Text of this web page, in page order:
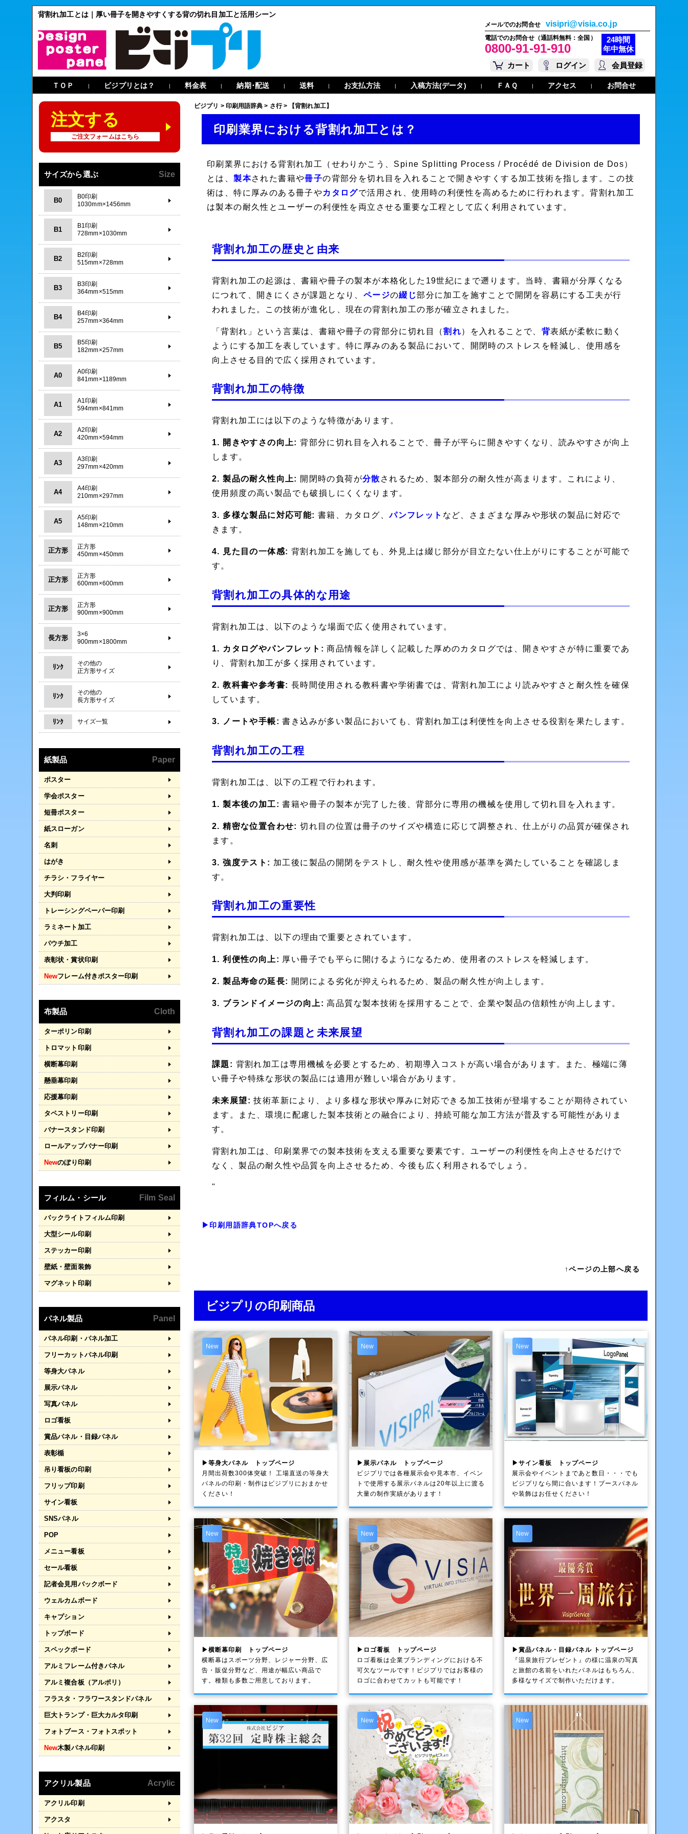
背割れ加工とは｜厚い冊子を開きやすくする背の切れ目加工と活用シーン
メールでのお問合せ visipri@visia.co.jp
電話でのお問合せ（通話料無料：全国）
0800-91-91-910
24時間
年中無休
カート
ログイン 会員登録
ＴＯＰ | ビジプリとは？ | 料金表 | 納期･配送 | 送料 | お支払方法 | 入稿方法(データ) | ＦＡＱ | アクセス | お問合せ
ビジプリ > 印刷用語辞典 > さ行> 【背割れ加工】
印刷業界における背割れ加工とは？
印刷業界における背割れ加工 （せわりかこう、 Spine Splitting Process / Procédé de Division de Dos）
とは、製本された書籍や冊子の背部分を切れ目を入れることで開きやすくする加工技術を指します。この技
術は、特に厚みのある冊子やカタログで活用され、使用時の利便性を高めるために行われます。背割れ加工
は製本の耐久性とユーザーの利便性を両立させる重要な工程として広く利用されています。
背割れ加工の歴史と由来
背割れ加工の起源は、書籍や冊子の製本が本格化した19世紀にまで遡ります。当時、書籍が分厚くなる
につれて、開きにくさが課題となり、 ページの綴じ部分に加工を施すことで開閉を容易にする工夫が行
われました。この技術が進化し、現在の背割れ加工の形が確立されました。
「背割れ」という言葉は、書籍や冊子の背部分に切れ目（割れ）を入れることで、 背表紙が柔軟に動く
ようにする加工を表しています。特に厚みのある製品において、開閉時のストレスを軽減し、使用感を
向上させる目的で広く採用されています。
背割れ加工の特徴
背割れ加工には以下のような特徴があります。
1. 開きやすさの向上: 背部分に切れ目を入れることで、冊子が平らに開きやすくなり、読みやすさが向上
します。
2. 製品の耐久性向上: 開閉時の負荷が分散 されるため、製本部分の耐久性が高まります。これにより、
使用頻度の高い製品でも破損しにくくなります。
3. 多様な製品に対応可能: 書籍、カタログ、パンフレット など、さまざまな厚みや形状の製品に対応で
きます。
4. 見た目の一体感: 背割れ加工を施しても、外見上は綴じ部分が目立たない仕上がりにすることが可能で
す。
背割れ加工の具体的な用途
背割れ加工は、以下のような場面で広く使用されています。
1. カタログやパンフレット: 商品情報を詳しく記載した厚めのカタログでは、開きやすさが特に重要であ
り、背割れ加工が多く採用されています。
2. 教科書や参考書: 長時間使用される教科書や学術書では、背割れ加工により読みやすさと耐久性を確保
しています。
3. ノートや手帳: 書き込みが多い製品においても、背割れ加工は利便性を向上させる役割を果たします。
背割れ加工の工程
背割れ加工は、以下の工程で行われます。
1. 製本後の加工: 書籍や冊子の製本が完了した後、背部分に専用の機械を使用して切れ目を入れます。
2. 精密な位置合わせ: 切れ目の位置は冊子のサイズや構造に応じて調整され、仕上がりの品質が確保され
ます。
3. 強度テスト: 加工後に製品の開閉をテストし、耐久性や使用感が基準を満たしていることを確認しま
す。
背割れ加工の重要性
背割れ加工は、以下の理由で重要とされています。
1. 利便性の向上: 厚い冊子でも平らに開けるようになるため、使用者のストレスを軽減します。
2. 製品寿命の延長: 開閉による劣化が抑えられるため、製品の耐久性が向上します。
3. ブランドイメージの向上: 高品質な製本技術を採用することで、企業や製品の信頼性が向上します。
背割れ加工の課題と未来展望
課題: 背割れ加工は専用機械を必要とするため、初期導入コストが高い場合があります。また、極端に薄
い冊子や特殊な形状の製品には適用が難しい場合があります。
未来展望: 技術革新により、より多様な形状や厚みに対応できる加工技術が登場することが期待されてい
ます。また、環境に配慮した製本技術との融合により、持続可能な加工方法が普及する可能性がありま
す。
背割れ加工は、印刷業界での製本技術を支える重要な要素です。ユーザーの利便性を向上させるだけで
なく、製品の耐久性や品質を向上させるため、今後も広く利用されるでしょう。
"
▶印刷用語辞典TOPへ戻る
↑ページの上部へ戻る
ビジプリの印刷商品
New
▶等身大パネル トップページ
月間出荷数300体突破！ 工場直送の等身大
パネルの印刷・制作は ビジプリ におまかせ
ください！
New
▶展示パネル トップページ
ビジプリでは各種展示会や見本市、イベン
トで使用する展示パネルは20年以上に渡る
大量の制作実績があります！
New
▶サイン看板 トップページ
展示会やイベントまであと数日・・・でも
ビジプリなら間に合います！ブースパネル
や装飾はお任せください！
New
▶横断幕印刷 トップページ
横断幕はスポーツ分野、レジャー分野、広
告・販促分野など、用途が幅広い商品で
す。種類も多数ご用意しております。
New
▶ロゴ看板 トップページ
ロゴ看板は企業ブランディングにおける不
可欠なツールです！ビジプリではお客様の
ロゴに合わせてカットも可能です！
New
▶賞品パネル・目録パネル トップページ
『温泉旅行プレゼント』の様に温泉の写真
と旅館の名前をいれたパネルはもちろん、
多様なサイズで制作いただけます。
New New New
注文する
ご注文フォームはこちら
サイズから選ぶ Size
B0
B0印刷
1030mm×1456mm
B1
B1印刷
728mm×1030mm
B2
B2印刷
515mm×728mm
B3
B3印刷
364mm×515mm
B4
B4印刷
257mm×364mm
B5
B5印刷
182mm×257mm
A0
A0印刷
841mm×1189mm
A1
A1印刷
594mm×841mm
A2
A2印刷
420mm×594mm
A3
A3印刷
297mm×420mm
A4
A4印刷
210mm×297mm
A5
A5印刷
148mm×210mm
正方形
正方形
450mm×450mm
正方形
正方形
600mm×600mm
正方形
正方形
900mm×900mm
長方形
3×6
900mm×1800mm
ﾘﾝｸ
その他の
正方形サイズ
ﾘﾝｸ
その他の
長方形サイズ
ﾘﾝｸ サイズ一覧
紙製品 Paper
ポスター
学会ポスター
短冊ポスター
紙スローガン
名刺
はがき
チラシ・フライヤー
大判印刷
トレーシングペーパー印刷
ラミネート加工
パウチ加工
表彰状・賞状印刷
Newフレーム付きポスター印刷
布製品 Cloth
ターポリン印刷
トロマット印刷
横断幕印刷
懸垂幕印刷
応援幕印刷
タペストリー印刷
バナースタンド印刷
ロールアップバナー印刷
Newのぼり印刷
フィルム・シール Film Seal
バックライトフィルム印刷
大型シール印刷
ステッカー印刷
壁紙・壁面装飾
マグネット印刷
パネル製品 Panel
パネル印刷・パネル加工
フリーカットパネル印刷
等身大パネル
展示パネル
写真パネル
ロゴ看板
賞品パネル・目録パネル
表彰楯
吊り看板の印刷
フリップ印刷
サイン看板
SNSパネル
POP
メニュー看板
セール看板
記者会見用バックボード
ウェルカムボード
キャプション
トップボード
スペックボード
アルミフレーム付きパネル
アルミ複合板（アルポリ）
フラスタ・フラワースタンドパネル
巨大トランプ・巨大カルタ印刷
フォトブース・フォトスポット
New木製パネル印刷
アクリル製品 Acrylic
アクリル印刷
アクスタ